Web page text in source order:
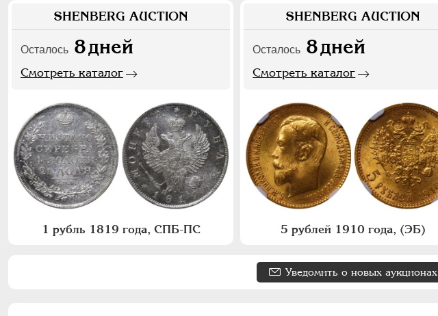
SHENBERG AUCTION
Осталось 8дней
Смотреть каталог
1 рубль 1819 года, СПБ-ПС
SHENBERG AUCTION
Осталось 8дней
Смотреть каталог
5 рублей 1910 года, (ЭБ)
Уведомить о новых аукционах